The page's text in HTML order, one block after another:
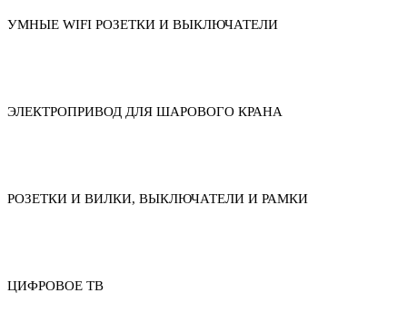
УМНЫЕ WIFI РОЗЕТКИ И ВЫКЛЮЧАТЕЛИ
ЭЛЕКТРОПРИВОД ДЛЯ ШАРОВОГО КРАНА
РОЗЕТКИ И ВИЛКИ, ВЫКЛЮЧАТЕЛИ И РАМКИ
ЦИФРОВОЕ ТВ